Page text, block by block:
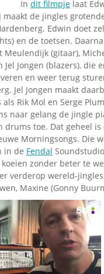
In dit filmpje laat
maakt de jingles
Edwin doet
en de toetsen.
Meulendijk (gitaar),
Jel Jongen (blazers), die
en weer terug
Jel Jongen maakt
Rik Mol en Serge
naar gelang de jingle
drums toe. Dat geheel is
Morningsongs. Die
in de Fendal
zonder beter te
verderop wereld-
Maxine (Gonny